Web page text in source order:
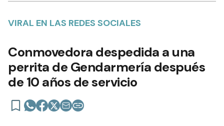
VIRAL EN LAS REDES SOCIALES
Conmovedora despedida a una
perrita de Gendarmería después
de 10 años de servicio